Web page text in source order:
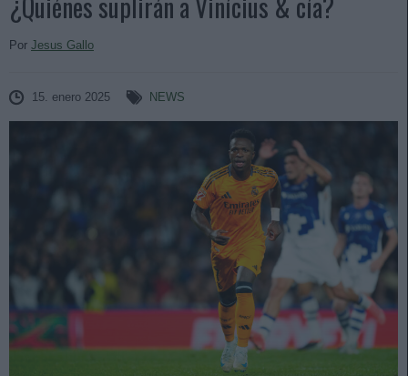
Por Jesus Gallo
15. enero 2025 NEWS